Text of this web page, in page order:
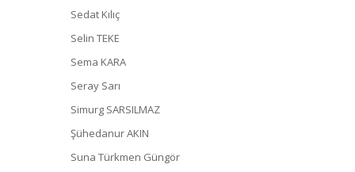
Sedat Kılıç
Selin TEKE
Sema KARA
Seray Sarı
Simurg SARSILMAZ
Şühedanur AKIN
Suna Türkmen Güngör